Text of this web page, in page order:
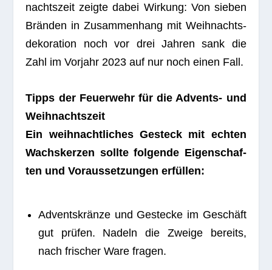
nachts­zeit zeigte dabei Wir­kung: Von sie­ben
Brän­den in Zusam­men­hang mit Weih­nachts­
de­ko­ra­tion noch vor drei Jah­ren sank die
Zahl im Vor­jahr 2023 auf nur noch einen Fall.
Tipps der Feu­er­wehr für die Advents- und
Weihnachtszeit
Ein weih­nacht­li­ches Gesteck mit ech­ten
Wachs­ker­zen sollte fol­gende Eigen­schaf­
ten und Vor­aus­set­zun­gen erfüllen:
Advents­kränze und Geste­cke im Geschäft
gut prü­fen. Nadeln die Zweige bereits,
nach fri­scher Ware fragen.